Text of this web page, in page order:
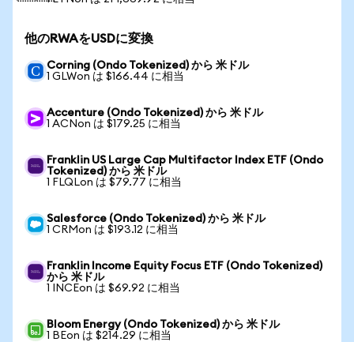
他のRWAをUSDに変換
Corning (Ondo Tokenized) から 米ドル
1 GLWon は $166.44 に相当
Accenture (Ondo Tokenized) から 米ドル
1 ACNon は $179.25 に相当
Franklin US Large Cap Multifactor Index ETF (Ondo
Tokenized) から 米ドル
1 FLQLon は $79.77 に相当
Salesforce (Ondo Tokenized) から 米ドル
1 CRMon は $193.12 に相当
Franklin Income Equity Focus ETF (Ondo Tokenized)
から 米ドル
1 INCEon は $69.92 に相当
Bloom Energy (Ondo Tokenized) から 米ドル
1 BEon は $214.29 に相当